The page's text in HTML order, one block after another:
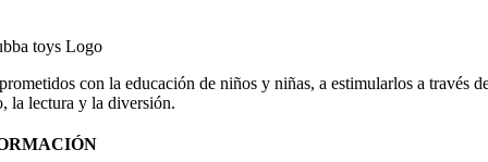
con la educación de niños y niñas, a estimularlos a través
la lectura y la diversión.